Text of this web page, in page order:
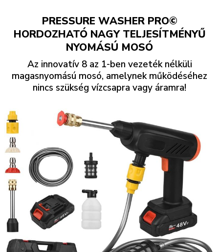
PRESSURE WASHER PRO©
HORDOZHATÓ NAGY TELJESÍTMÉNYŰ
NYOMÁSÚ MOSÓ
Az innovatív 8 az 1-ben vezeték nélküli
magasnyomású mosó, amelynek működéséhez
nincs szükség vízcsapra vagy áramra!